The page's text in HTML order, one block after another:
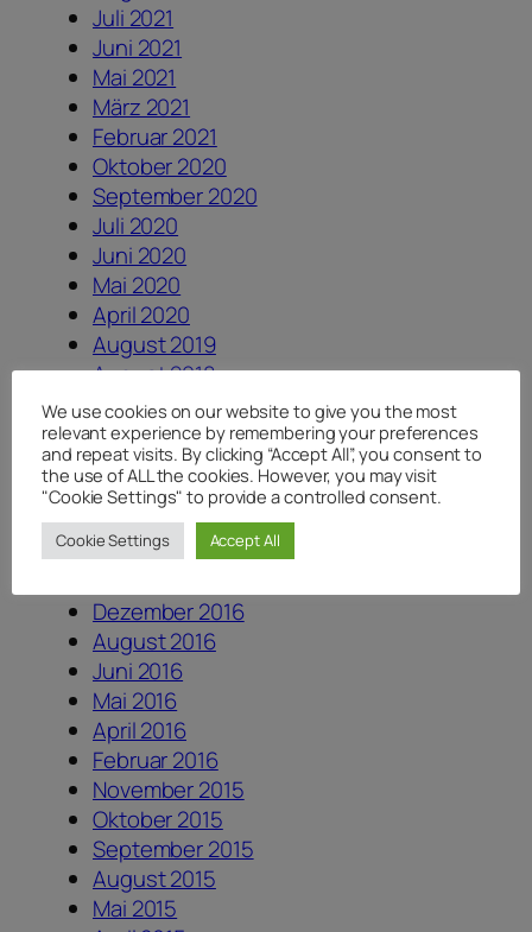
Juli 2021
Juni 2021
Mai 2021
März 2021
Februar 2021
Oktober 2020
September 2020
Juli 2020
Juni 2020
Mai 2020
April 2020
August 2019
August 2018
Juli 2018
Juni 2018
April 2018
Januar 2018
August 2017
Juli 2017
Dezember 2016
August 2016
Juni 2016
Mai 2016
April 2016
Februar 2016
November 2015
Oktober 2015
September 2015
August 2015
Mai 2015
We use cookies on our website to give you the most
relevant experience by remembering your preferences
and repeat visits. By clicking “Accept All”, you consent to
the use of ALL the cookies. However, you may visit
"Cookie Settings" to provide a controlled consent.
Cookie Settings Accept All